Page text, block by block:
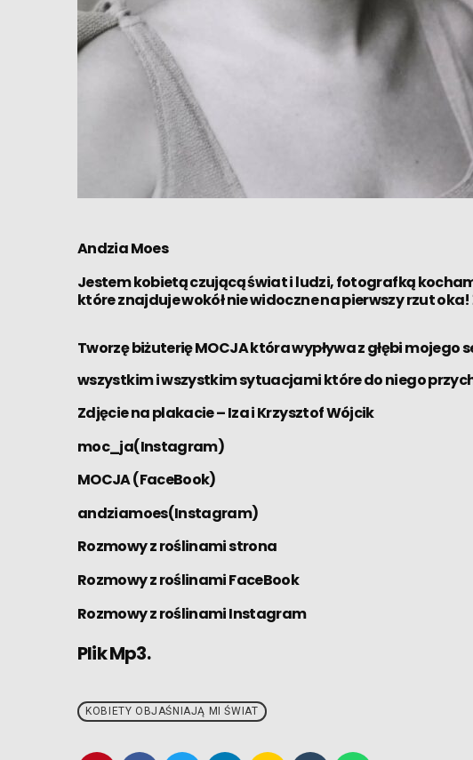
Andzia Moes
Jestem kobietą czującą świat i ludzi, fotografką
które znajduje wokół nie widoczne na pierwszy rzut
Tworzę biżuterię MOCJA która wypływa z głębi mojego
wszystkim i wszystkim sytuacjami które do niego
Zdjęcie na plakacie – Iza i Krzysztof Wójcik
moc_ja(Instagram)
MOCJA (FaceBook)
andziamoes(Instagram)
Rozmowy z roślinami strona
Rozmowy z roślinami FaceBook
Rozmowy z roślinami Instagram
Plik Mp3.
KOBIETY OBJAŚNIAJĄ MI ŚWIAT